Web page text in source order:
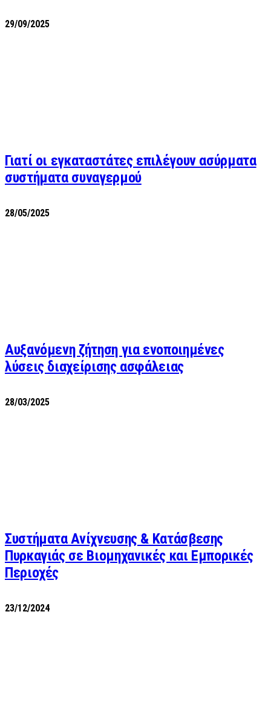
29/09/2025
Γιατί οι εγκαταστάτες επιλέγουν ασύρματα
συστήματα συναγερμού
28/05/2025
Αυξανόμενη ζήτηση για ενοποιημένες
λύσεις διαχείρισης ασφάλειας
28/03/2025
Συστήματα Ανίχνευσης & Κατάσβεσης
Πυρκαγιάς σε Βιομηχανικές και Εμπορικές
Περιοχές
23/12/2024